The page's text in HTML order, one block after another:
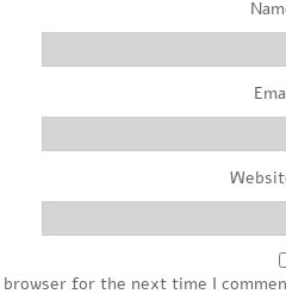
for the next time I